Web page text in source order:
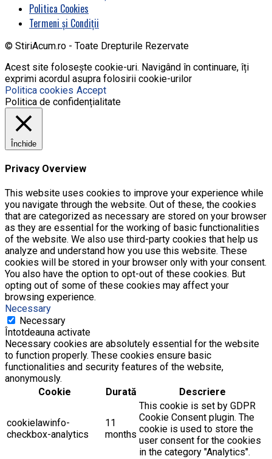
Politica Cookies
Termeni și Condiții
© StiriAcum.ro - Toate Drepturile Rezervate
Acest site folosește cookie-uri. Navigând în continuare, îți
exprimi acordul asupra folosirii cookie-urilor
Politica cookies Accept
Politica de confidențialitate
Închide
Privacy Overview
This website uses cookies to improve your experience while
you navigate through the website. Out of these, the cookies
that are categorized as necessary are stored on your browser
as they are essential for the working of basic functionalities
of the website. We also use third-party cookies that help us
analyze and understand how you use this website. These
cookies will be stored in your browser only with your consent.
You also have the option to opt-out of these cookies. But
opting out of some of these cookies may affect your
browsing experience.
Necessary
Necessary
Întotdeauna activate
Necessary cookies are absolutely essential for the website
to function properly. These cookies ensure basic
functionalities and security features of the website,
anonymously.
Cookie
Durată Descriere
cookielawinfo-
checkbox-analytics
11
months
This cookie is set by GDPR
Cookie Consent plugin. The
cookie is used to store the
user consent for the cookies
in the category "Analytics".